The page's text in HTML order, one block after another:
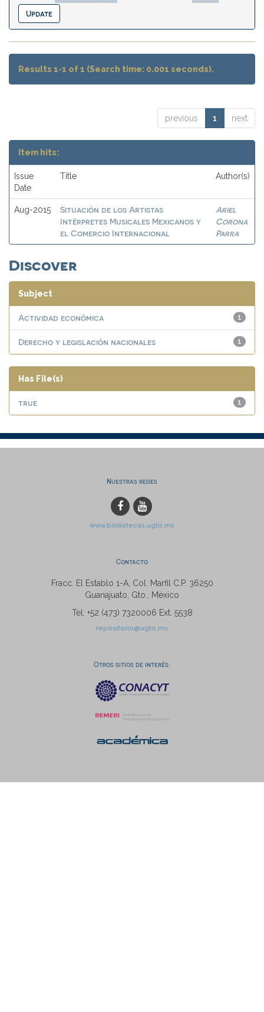
Results 1-1 of 1 (Search time: 0.001 seconds).
previous 1 next
Item hits:
Issue
Date
Title Author(s)
Aug-2015
Situación de los Artistas
Intérpretes Musicales Mexicanos y
el Comercio Internacional
Ariel
Corona
Parra
Discover
Subject
1
Actividad económica
1
Derecho y legislación nacionales
Has File(s)
1
true
Nuestras redes
www.bibliotecas.ugto.mx
Contacto
Fracc. El Establo 1-A, Col. Marfil C.P. 36250
Guanajuato, Gto., México
Tel: +52 (473) 7320006 Ext. 5538
repositorio@ugto.mx
Otros sitios de interés: